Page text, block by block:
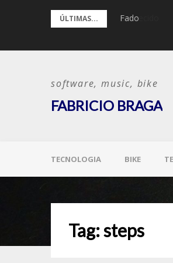
ÚLTIMAS... Fado
software, music, bike
FABRICIO BRAGA
TECNOLOGIA BIKE
Tag:steps